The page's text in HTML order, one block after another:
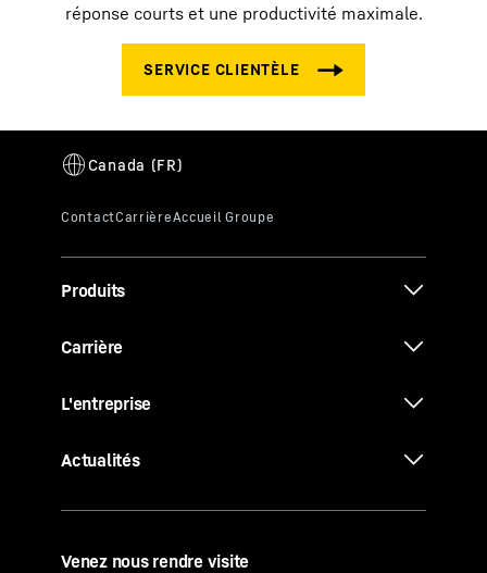
réponse courts et une productivité maximale.
Produits
Carrière
L'entreprise
Actualités
Venez nous rendre visite